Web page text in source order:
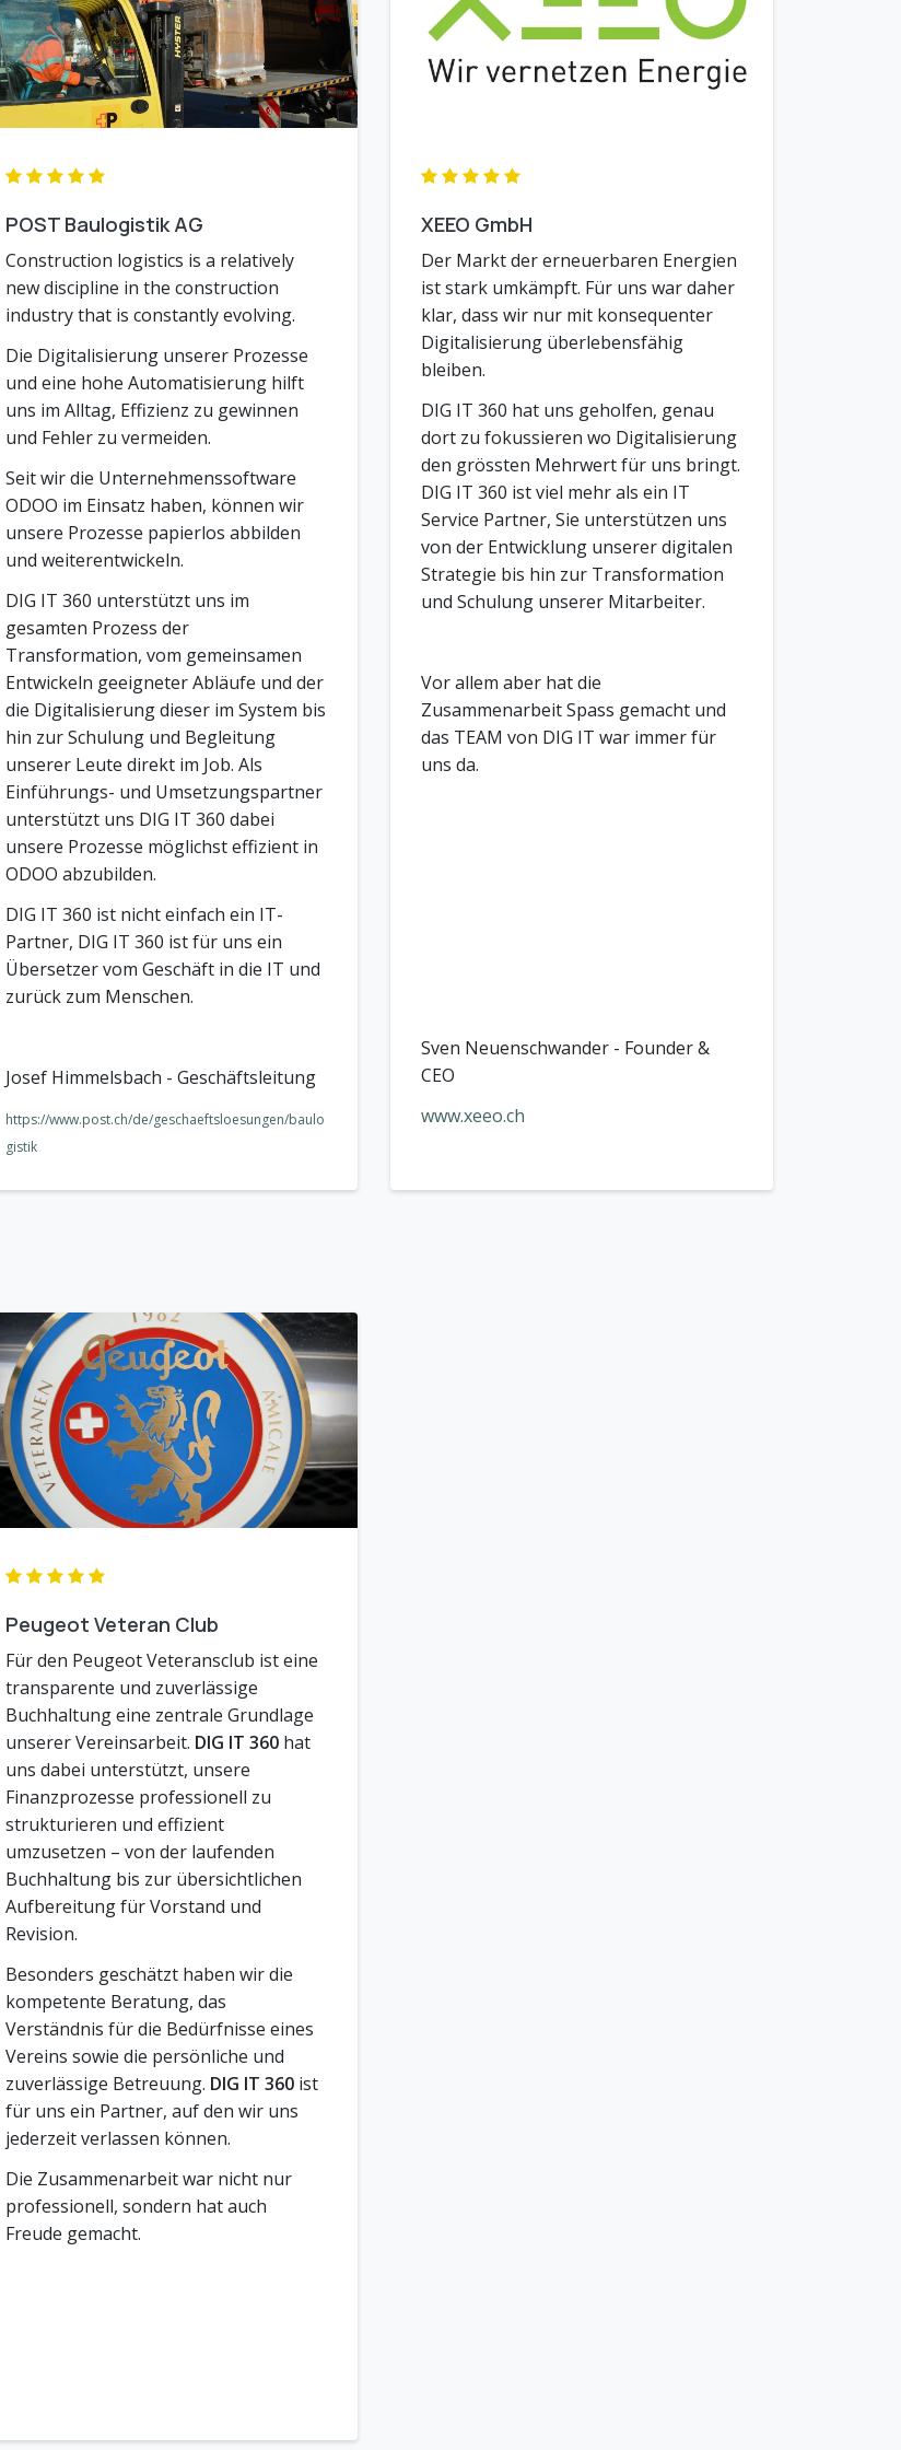
POST Baulogistik AG
Construction logistics is a relatively
new discipline in the construction
industry that is constantly evolving.
Die Digitalisierung unserer Prozesse
und eine hohe Automatisierung hilft
uns im Alltag, Effizienz zu gewinnen
und Fehler zu vermeiden.
Seit wir die Unternehmenssoftware
ODOO im Einsatz haben, können wir
unsere Prozesse papierlos abbilden
und weiterentwickeln.
DIG IT 360 unterstützt uns im
gesamten Prozess der
Transformation, vom gemeinsamen
Entwickeln geeigneter Abläufe und der
die Digitalisierung dieser im System bis
hin zur Schulung und Begleitung
unserer Leute direkt im Job. Als
Einführungs- und Umsetzungspartner
unterstützt uns DIG IT 360 dabei
unsere Prozesse möglichst effizient in
ODOO abzubilden.
DIG IT 360 ist nicht einfach ein IT-
Partner, DIG IT 360 ist für uns ein
Übersetzer vom Geschäft in die IT und
zurück zum Menschen.
Josef Himmelsbach - Geschäftsleitung
https://www.post.ch/de/geschaeftsloesungen/baulo
gistik
XEEO GmbH
Der Markt der erneuerbaren Energien
ist stark umkämpft. Für uns war daher
klar, dass wir nur mit konsequenter
Digitalisierung überlebensfähig
bleiben.
DIG IT 360 hat uns geholfen, genau
dort zu fokussieren wo Digitalisierung
den grössten Mehrwert für uns bringt.
DIG IT 360 ist viel mehr als ein IT
Service Partner, Sie unterstützen uns
von der Entwicklung unserer digitalen
Strategie bis hin zur Transformation
und Schulung unserer Mitarbeiter.
Vor allem aber hat die
Zusammenarbeit Spass gemacht und
das TEAM von DIG IT war immer für
uns da.
Sven Neuenschwander - Founder &
CEO
www.xeeo.ch
Peugeot Veteran Club
Für den Peugeot Veteransclub ist eine
transparente und zuverlässige
Buchhaltung eine zentrale Grundlage
unserer Vereinsarbeit. DIG IT 360 hat
uns dabei unterstützt, unsere
Finanzprozesse professionell zu
strukturieren und effizient
umzusetzen – von der laufenden
Buchhaltung bis zur übersichtlichen
Aufbereitung für Vorstand und
Revision.
Besonders geschätzt haben wir die
kompetente Beratung, das
Verständnis für die Bedürfnisse eines
Vereins sowie die persönliche und
zuverlässige Betreuung. DIG IT 360 ist
für uns ein Partner, auf den wir uns
jederzeit verlassen können.
Die Zusammenarbeit war nicht nur
professionell, sondern hat auch
Freude gemacht.